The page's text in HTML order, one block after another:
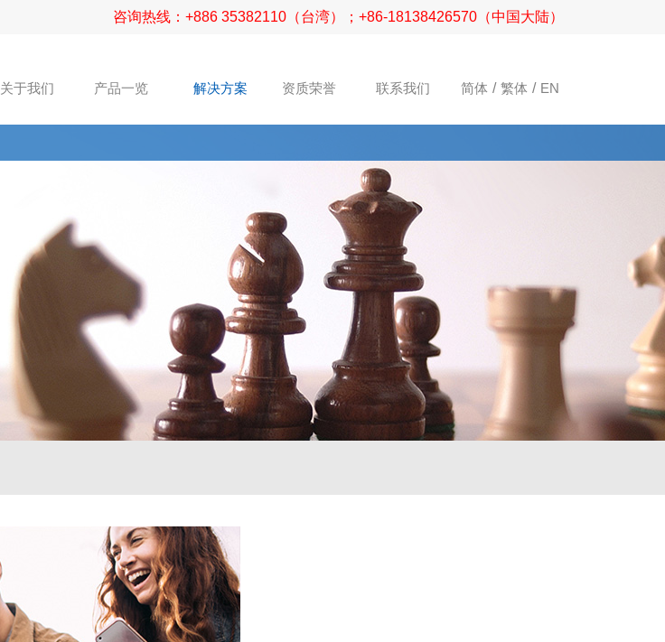
咨询热线：+886 35382110（台湾）；+86-18138426570（中国大陆）
关于我们 产品一览 解决方案 资质荣誉 联系我们 简体 / 繁体 / EN